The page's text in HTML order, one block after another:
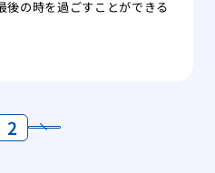
後の時を過ごすことができる
2